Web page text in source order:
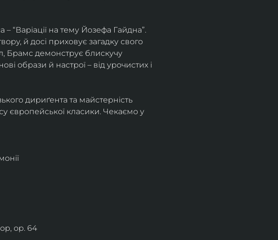
на тему Йозефа Гайдна”.
й досі приховує загадку свого
Брамс демонструє блискучу
образи й настрої – від урочистих і
дириґента та майстерність
європейської класики. Чекаємо у
ор. 64